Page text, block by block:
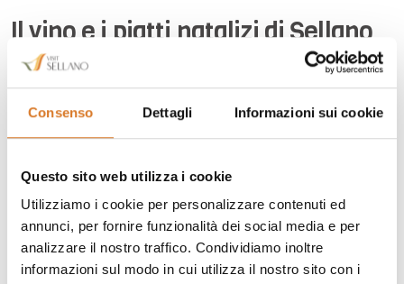
Consenso Dettagli Informazioni sui cookie
Questo sito web utilizza i cookie
Utilizziamo i cookie per personalizzare contenuti ed
annunci, per fornire funzionalità dei social media e per
analizzare il nostro traffico. Condividiamo inoltre
informazioni sul modo in cui utilizza il nostro sito con i
Il vino e i piatti natalizi di Sellano
I vitigni principali utilizzati nella produzione dei vini in
Umbria sono prevalentemente a bacca scura:
Sagrantino, Montepulciano, Sangiovese ma anche
Cabernet Sauvignon, Cabernet Franc, Pinot Nero e
es.:
DOC,l'Orvieto Classico DOC, ilTorgiano Rosso
Riserva DOCGe molti altri. Nel Sellanese sembra più
radicata la produzione di uve bianche. In Valnerina, la